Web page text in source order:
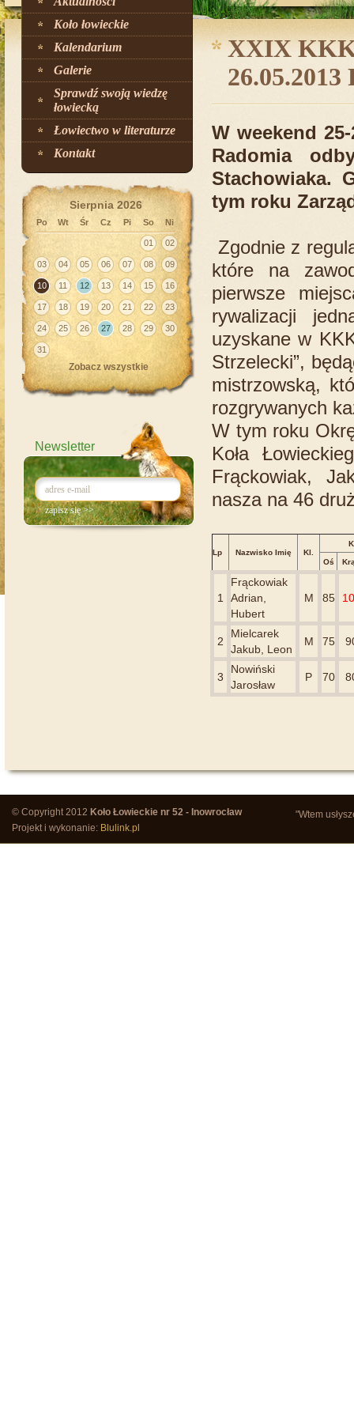
Koło łowieckie
Kalendarium
Galerie
Sprawdź swoją wiedzę
łowiecką
Łowiectwo w literaturze
Kontakt
Sierpnia 2026
Po Wt Śr Cz Pi So Ni
01 02
03 04 05 06 07 08 09
10 11 12 13 14 15 16
17 18 19 20 21 22 23
24 25 26 27 28 29 30
31
Zobacz wszystkie
Newsletter
XXIX KKK
26.05.2013
W weekend
Radomia
Stachowiaka.
tym roku
Zgodnie z
które na
pierwsze
rywalizacji
uzyskane w
Strzelecki”,
mistrzowską,
rozgrywanych
W tym roku
Koła
Frąckowiak,
nasza na 46
Lp Nazwisko Imię Kl.
Oś
1
Frąckowiak
Adrian,
Hubert
M 85
2
Mielcarek
Jakub, Leon
M 75
3
Nowiński
Jarosław
P 70
"Wtem
© Copyright 2012 Koło Łowieckie nr 52 - Inowrocław
Projekt i wykonanie: Blulink.pl